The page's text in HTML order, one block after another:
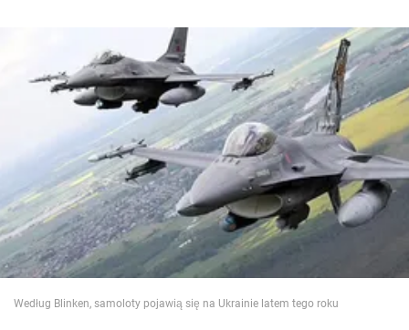
Polityka
Społeczeństwo
Wojna na Ukrainie
Świat
Jedzenie
Według Blinken, samoloty pojawią się na Ukrainie latem tego roku